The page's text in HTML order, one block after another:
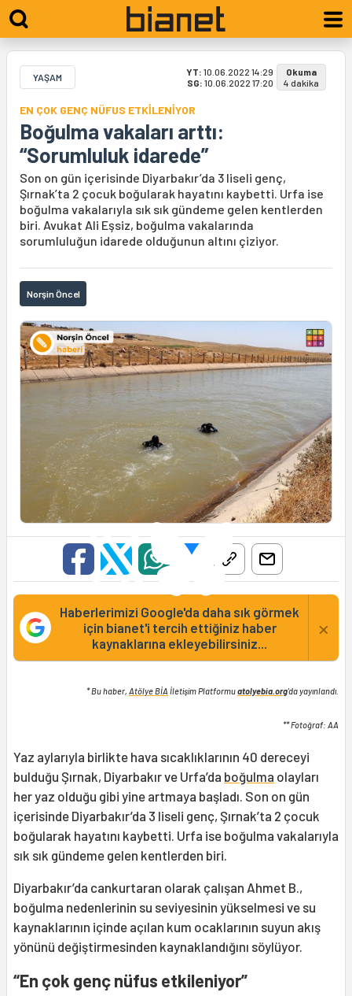
YAŞAM YT: 10.06.2022 14:29
SG: 10.06.2022 17:20
Okuma
4 dakika
EN ÇOK GENÇ NÜFUS ETKİLENİYOR
Boğulma vakaları arttı:
“Sorumluluk idarede”
Son on gün içerisinde Diyarbakır’da 3 liseli genç,
Şırnak’ta 2 çocuk boğularak hayatını kaybetti. Urfa ise
boğulma vakalarıyla sık sık gündeme gelen kentlerden
biri. Avukat Ali Eşsiz, boğulma vakalarında
sorumluluğun idarede olduğunun altını çiziyor.
Norşin Öncel
Haberlerimizi Google'da daha sık görmek
için bianet'i tercih ettiğiniz haber
kaynaklarına ekleyebilirsiniz...
×
* Bu haber, Atölye BİA İletişim Platformuatolyebia.org'da yayınlandı.
** Fotoğraf: AA
Yaz aylarıyla birlikte hava sıcaklıklarının 40 dereceyi
bulduğu Şırnak, Diyarbakır ve Urfa’da boğulma olayları
her yaz olduğu gibi yine artmaya başladı. Son on gün
içerisinde Diyarbakır’da 3 liseli genç, Şırnak’ta 2 çocuk
boğularak hayatını kaybetti. Urfa ise boğulma vakalarıyla
sık sık gündeme gelen kentlerden biri.
Diyarbakır’da cankurtaran olarak çalışan Ahmet B.,
boğulma nedenlerinin su seviyesinin yükselmesi ve su
kaynaklarının içinde açılan kum ocaklarının suyun akış
yönünü değiştirmesinden kaynaklandığını söylüyor.
“En çok genç nüfus etkileniyor”